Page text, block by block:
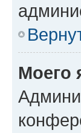
Моего